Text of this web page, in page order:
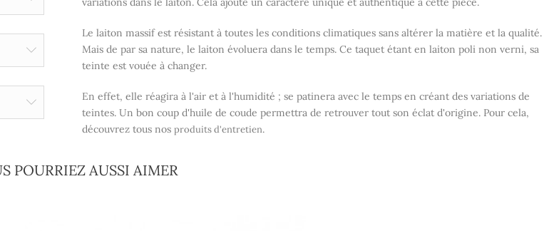
Le laiton massif est résistant à toutes les conditions climatiques sans altérer la matière et la qualité.
Mais de par sa nature, le laiton évoluera dans le temps. Ce taquet étant en laiton poli non verni, sa
teinte est vouée à changer.
En effet, elle réagira à l'air et à l'humidité ; se patinera avec le temps en créant des variations de
teintes. Un bon coup d'huile de coude permettra de retrouver tout son éclat d'origine. Pour cela,
découvrez tous nos produits d'entretien.
POURRIEZ AUSSI AIMER